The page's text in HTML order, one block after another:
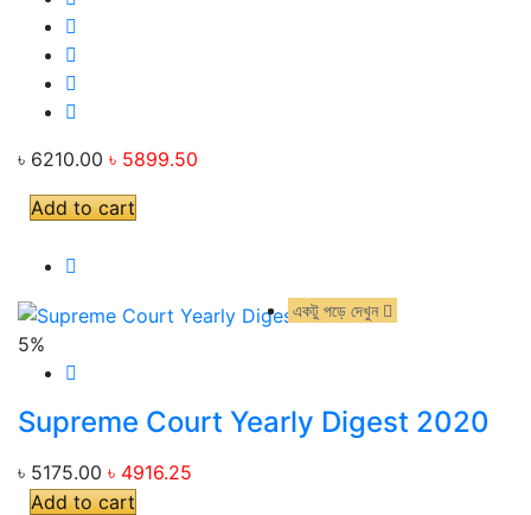
৳ 6210.00 ৳ 5899.50
Add to cart
5%
একটু পড়ে দেখুন
Supreme Court Yearly Digest 2020
৳ 5175.00 ৳ 4916.25
Add to cart
একটু পড়ে দেখুন